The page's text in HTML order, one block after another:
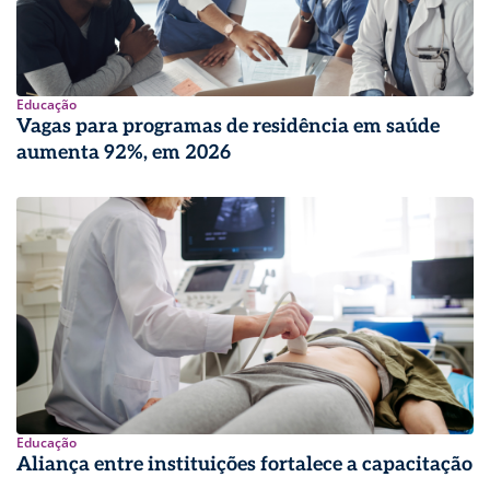
Educação
Vagas para programas de residência em saúde
aumenta 92%, em 2026
Educação
Aliança entre instituições fortalece a capacitação